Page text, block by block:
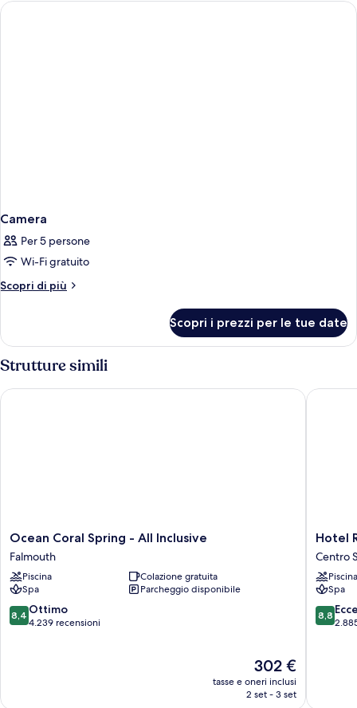
Camera
Per 5 persone
Wi-Fi gratuito
Scopri di più
Altri
Scopri i prezzi per le tue date
Strutture simili
Ocean
Coral
Spring
-
All
Inclusive
Falmouth
Ocean Coral Spring - All Inclusive
Falmouth
Piscina
Colazione gratuita
Spa
Parcheggio disponibile
8.4
su
8,4 Ottimo
4.239 recensioni
Il
prezzo
attuale
302 €
tasse e oneri inclusi
2 set - 3 set
Ocean Coral Spring - All Inclusive
Hotel
Riu
Palace
-
All
Inclusive
Hotel
Centro
Piscina
Spa
8.8
su
8,8
Hotel